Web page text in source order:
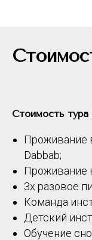
Стоимость тура
Проживание
Dabbab;
Проживание
3х разовое
Команда
Детский
Обучение